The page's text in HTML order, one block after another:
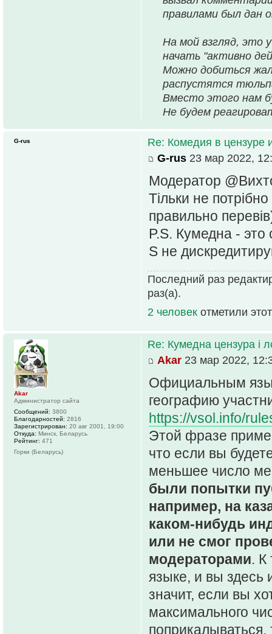
правилами был дан
На мой взгляд, это
начать "активно
Можно добиться
распустятся
Вместо этого нам
Не будем
Re: Комедия в цензуре
G-rus 23 мар 2022,
Модератор
Тільки не
правильно
P.S. Кумедна -
S не
Последний раз
раз(а).
2 человек отметили
G-rus
Re: Кумедна цензура і
Akar 23 мар 2022,
Официальным
географию
https://vsol.info/
Этой фразе
что если вы
меньшее число
были попытки
например, на
каком-нибудь
или не смог
модераторами. К
языке, и вы здесь
значит, если вы
максимального
поприкалываться,
Akar
Администратор сайта
Сообщений: 3800
Благодарностей: 2816
Зарегистрирован: 20 авг 2001, 19:00
Откуда: Минск, Беларусь
Рейтинг: 471
Горки (Беларусь)